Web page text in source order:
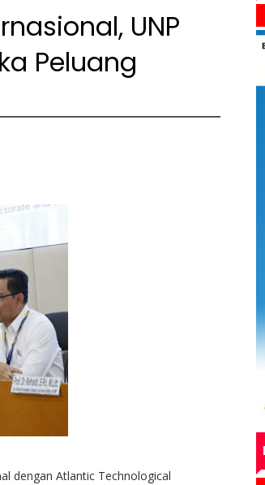
UNP
Peluang
dengan Atlantic Technological